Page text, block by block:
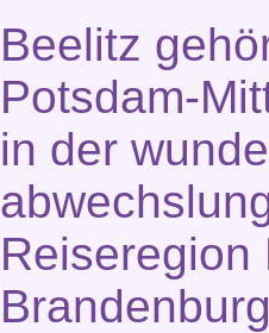
Beelitz
Potsdam-
in der
Reiseregion